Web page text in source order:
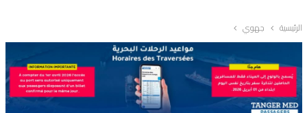
الرئيسية جهوي